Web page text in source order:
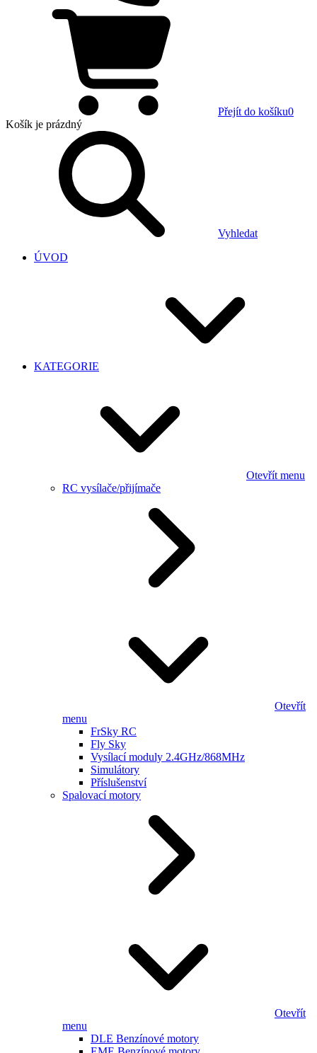
Přejít do košíku0
Košík je prázdný
Vyhledat
ÚVOD
KATEGORIE
Otevřít menu
RC vysílače/přijímače
Otevřít
menu
FrSky RC
Fly Sky
Vysílací moduly 2.4GHz/868MHz
Simulátory
Příslušenství
Spalovací motory
Otevřít
menu
DLE Benzínové motory